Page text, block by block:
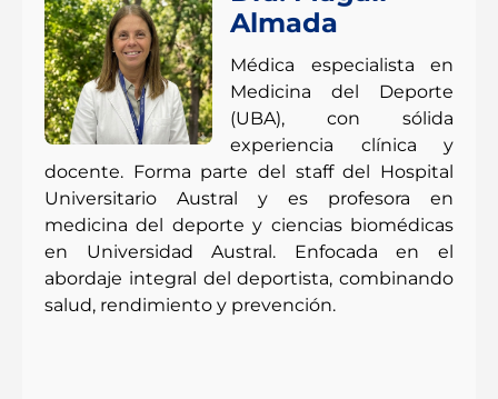
Almada
Médica especialista en
Medicina del Deporte
(UBA), con sólida
experiencia clínica y
docente. Forma parte del staff del Hospital
Universitario Austral y es profesora en
medicina del deporte y ciencias biomédicas
en Universidad Austral. Enfocada en el
abordaje integral del deportista, combinando
salud, rendimiento y prevención.